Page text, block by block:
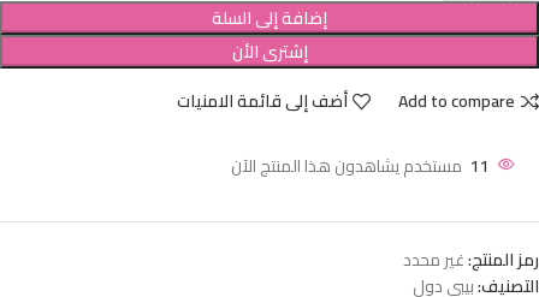
إضافة إلى السلة
إشترى الأن
Add to compare
أضف إلى قائمة الامنيات
11 مستخدم يشاهدون هذا المنتج الآن
رمز المنتج:غير محدد
التصنيف:بيبي دول